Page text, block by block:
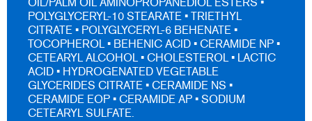
OIL/PALM OIL AMINOPROPANEDIOL ESTERS •
POLYGLYCERYL-10 STEARATE • TRIETHYL
CITRATE • POLYGLYCERYL-6 BEHENATE •
TOCOPHEROL • BEHENIC ACID • CERAMIDE NP •
CETEARYL ALCOHOL • CHOLESTEROL • LACTIC
ACID • HYDROGENATED VEGETABLE
GLYCERIDES CITRATE • CERAMIDE NS •
CERAMIDE EOP • CERAMIDE AP • SODIUM
CETEARYL SULFATE.